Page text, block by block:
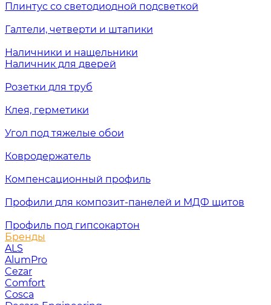
Плинтус со светодиодной подсветкой
Галтели, четверти и штапики
Наличники и нащельники
Наличник для дверей
Розетки для труб
Клея, герметики
Угол под тяжелые обои
Ковродержатель
Компенсационный профиль
Профили для композит-панелей и МДФ щитов
Профиль под гипсокартон
Бренды
ALS
AlumPro
Cezar
Comfort
Cosca